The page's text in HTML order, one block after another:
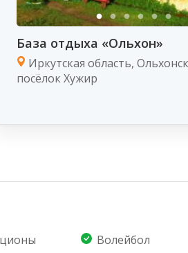
База отдыха «Ольхон»
Иркутская область,
посёлок Хужир
Волейбол